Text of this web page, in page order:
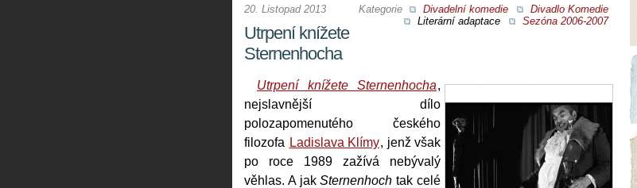
Kategorie Divadelní komedie
Divadlo Komedie
Literární adaptace
Sezóna 2006-2007
20. Listopad 2013
Utrpení knížete
Sternenhocha
Utrpení knížete Sternenhocha,
nejslavnější dílo
polozapomenutého českého
filozofa Ladislava Klímy, jenž však
po roce 1989 zažívá nebývalý
věhlas. A jakSternenhoch tak celé